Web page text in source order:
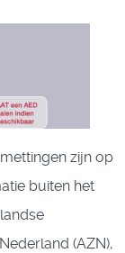
zijn op
buiten het
(AZN),